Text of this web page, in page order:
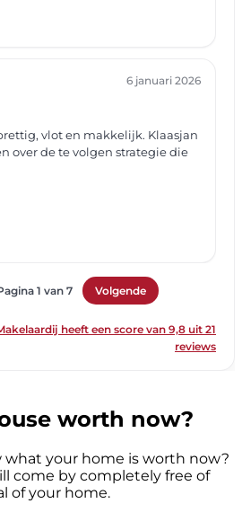
worth now?
your home is worth now?
come by completely free of
of your home.